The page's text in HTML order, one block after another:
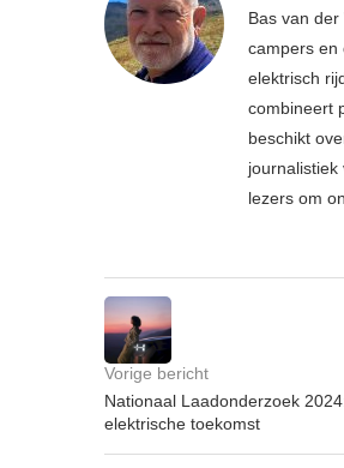
Bas van
campers en
elektrisch
combineert
beschikt
lezers om
Vorige bericht
Nationaal Laadonderzoek
elektrische toekomst